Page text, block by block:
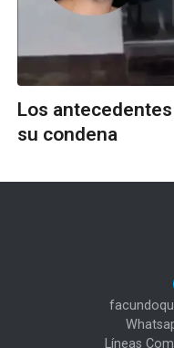
Los
su condena
Líneas